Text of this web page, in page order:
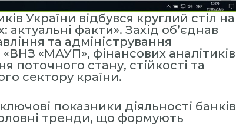
України відбувся круглий стіл на
факти». Захід об’єднав
та адміністрування
«МАУП», фінансових аналітиків
поточного стану, стійкості та
сектору країни.
показники діяльності банків
тренди, що формують